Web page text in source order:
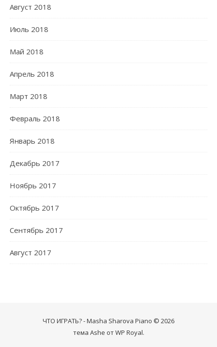
Август 2018
Июль 2018
Май 2018
Апрель 2018
Март 2018
Февраль 2018
Январь 2018
Декабрь 2017
Ноябрь 2017
Октябрь 2017
Сентябрь 2017
Август 2017
ЧТО ИГРАТЬ? - Masha Sharova Piano © 2026
тема Ashe отWP Royal.